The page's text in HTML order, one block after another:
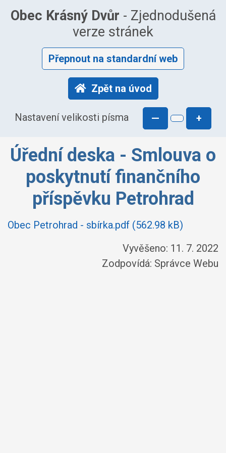
Obec Krásný Dvůr - Zjednodušená
verze stránek
Přepnout na standardní web
Zpět na úvod
Nastavení velikosti písma — +
Úřední deska - Smlouva o
poskytnutí finančního
příspěvku Petrohrad
Obec Petrohrad - sbírka.pdf (562.98 kB)
Vyvěšeno: 11. 7. 2022
Zodpovídá: Správce Webu